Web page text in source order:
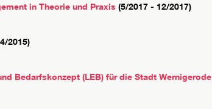
in Theorie und Praxis (5/2017 - 12/2017)
2015)
Bedarfskonzept (LEB) für die Stadt Wernigerode